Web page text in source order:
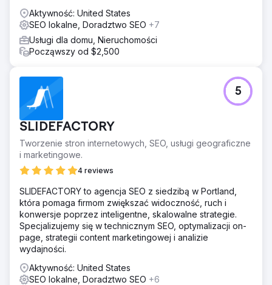
Aktywność: United States
SEO lokalne, Doradztwo SEO +7
Usługi dla domu, Nieruchomości
Począwszy od $2,500
SLIDEFACTORY
Tworzenie stron internetowych, SEO, usługi geograficzne
i marketingowe.
4 reviews
5
SLIDEFACTORY to agencja SEO z siedzibą w Portland,
która pomaga firmom zwiększać widoczność, ruch i
konwersje poprzez inteligentne, skalowalne strategie.
Specjalizujemy się w technicznym SEO, optymalizacji on-
page, strategii content marketingowej i analizie
wydajności.
Aktywność: United States
SEO lokalne, Doradztwo SEO +6